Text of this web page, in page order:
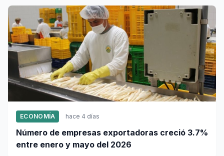
ECONOMÍA hace 4 días
Número de empresas exportadoras creció 3.7%
entre enero y mayo del 2026